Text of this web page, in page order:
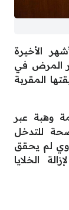
الأخيرة
المرض في
المقربة
وهبة عبر
للتدخل
لم يحقق
الخلايا